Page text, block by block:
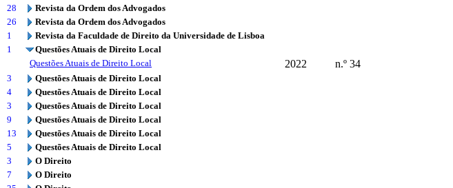
28
Revista da Ordem dos Advogados
26
Revista da Ordem dos Advogados
1
Revista da Faculdade de Direito da Universidade de Lisboa
1
Questões Atuais de Direito Local
Questões Atuais de Direito Local
2022 n.º 34
3
Questões Atuais de Direito Local
4
Questões Atuais de Direito Local
3
Questões Atuais de Direito Local
9
Questões Atuais de Direito Local
13
Questões Atuais de Direito Local
5
Questões Atuais de Direito Local
3
O Direito
7
O Direito